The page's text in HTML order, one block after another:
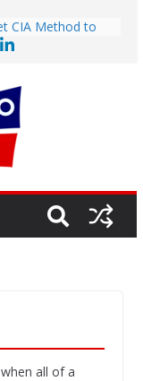
CIA Method to
in 11 Days
friends make
City That Rose
| Somewhere
(Israel
all of a